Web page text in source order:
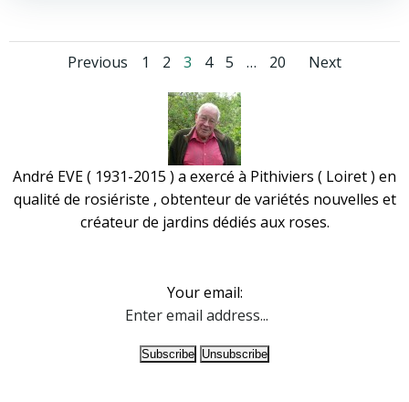
Posts
navigation
Previous
Posts
navigation
Page
1 Page
2 Page
3 Page
4 Page
5 … Page
20
Posts
Next
André EVE ( 1931-2015 ) a exercé à Pithiviers ( Loiret ) en
qualité de rosiériste , obtenteur de variétés nouvelles et
créateur de jardins dédiés aux roses.
Your email: